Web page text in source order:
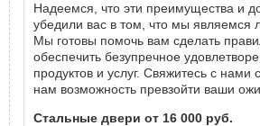
Надеемся, что эти преимущества и
убедили вас в том, что мы являемся
Мы готовы помочь вам сделать
обеспечить безупречное
продуктов и услуг. Свяжитесь с нами
нам возможность превзойти ваши
Стальные двери от 16 000 руб.